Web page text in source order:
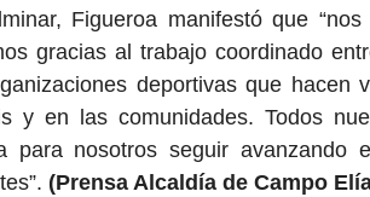
Figueroa manifestó que
gracias al trabajo coordinado
deportivas que
y en las comunidades. Todos
para nosotros seguir avanzando
(Prensa Alcaldía de Campo